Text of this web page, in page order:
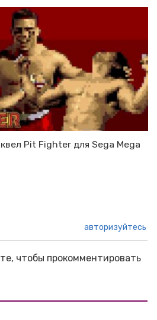
Pit Fighter для Sega Mega
авторизуйтесь
чтобы прокомментировать